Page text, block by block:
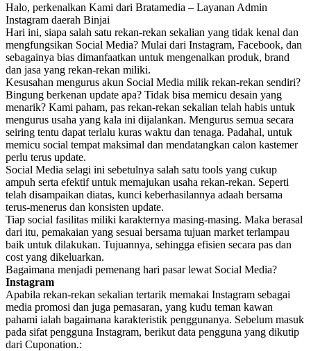
Halo, perkenalkan Kami dari Bratamedia – Layanan Admin
Instagram daerah Binjai
Hari ini, siapa salah satu rekan-rekan sekalian yang tidak kenal dan
mengfungsikan Social Media? Mulai dari Instagram, Facebook, dan
sebagainya bias dimanfaatkan untuk mengenalkan produk, brand
dan jasa yang rekan-rekan miliki.
Kesusahan mengurus akun Social Media milik rekan-rekan sendiri?
Bingung berkenan update apa? Tidak bisa memicu desain yang
menarik? Kami paham, pas rekan-rekan sekalian telah habis untuk
mengurus usaha yang kala ini dijalankan. Mengurus semua secara
seiring tentu dapat terlalu kuras waktu dan tenaga. Padahal, untuk
memicu social tempat maksimal dan mendatangkan calon kastemer
perlu terus update.
Social Media selagi ini sebetulnya salah satu tools yang cukup
ampuh serta efektif untuk memajukan usaha rekan-rekan. Seperti
telah disampaikan diatas, kunci keberhasilannya adaah bersama
terus-menerus dan konsisten update.
Tiap social fasilitas miliki karakternya masing-masing. Maka berasal
dari itu, pemakaian yang sesuai bersama tujuan market terlampau
baik untuk dilakukan. Tujuannya, sehingga efisien secara pas dan
cost yang dikeluarkan.
Bagaimana menjadi pemenang hari pasar lewat Social Media?
Instagram
Apabila rekan-rekan sekalian tertarik memakai Instagram sebagai
media promosi dan juga pemasaran, yang kudu teman kawan
pahami ialah bagaimana karakteristik penggunanya. Sebelum masuk
pada sifat pengguna Instagram, berikut data pengguna yang dikutip
dari Cuponation.: